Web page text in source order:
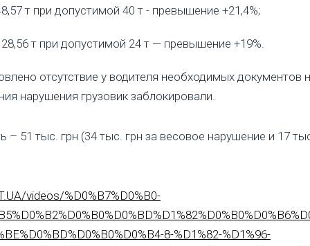
т при допустимой 40 т - превышение +21,4%;
т при допустимой 24 т — превышение +19%.
отсутствие у водителя необходимых документов
нарушения грузовик заблокировали.
51 тыс. грн (34 тыс. грн за весовое нарушение и 17
videos/%D0%B7%D0%B0-
8-%D1%82-%D1%96-